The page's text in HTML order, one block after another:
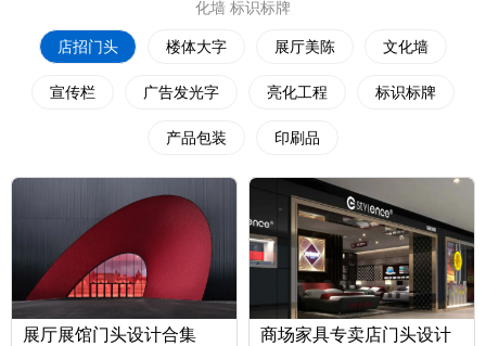
化墙 标识标牌
店招门头 楼体大字 展厅美陈 文化墙
宣传栏 广告发光字 亮化工程 标识标牌
产品包装 印刷品
展厅展馆门头设计合集 商场家具专卖店门头设计